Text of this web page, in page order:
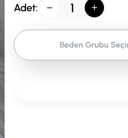
Adet:
Beden Grubu